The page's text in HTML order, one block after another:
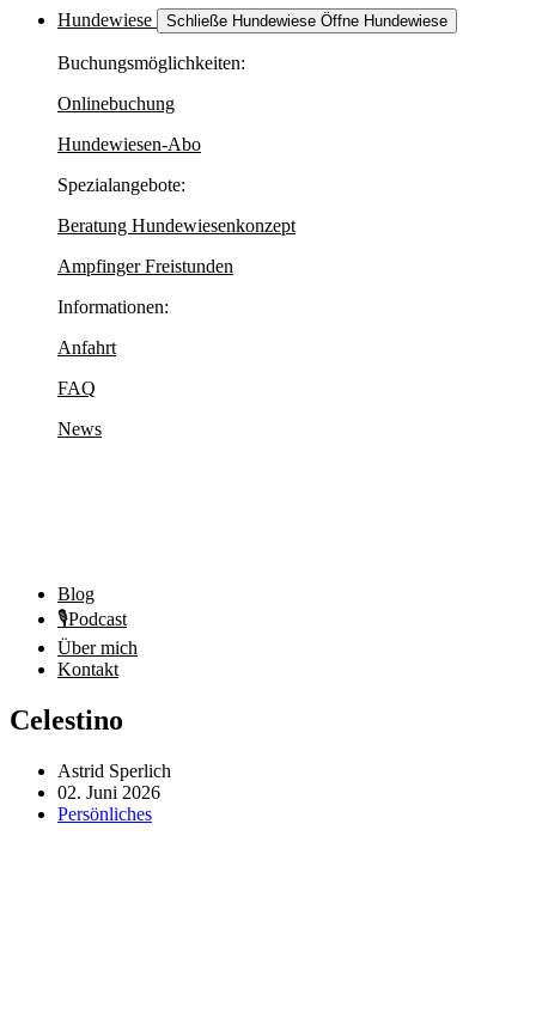
Hundewiese Schließe Hundewiese Öffne Hundewiese
Buchungsmöglichkeiten:
Onlinebuchung
Hundewiesen-Abo
Spezialangebote:
Beratung Hundewiesenkonzept
Ampfinger Freistunden
Informationen:
Anfahrt
FAQ
News
Blog
🎙️Podcast
Über mich
Kontakt
Celestino
Astrid Sperlich
02. Juni 2026
Persönliches